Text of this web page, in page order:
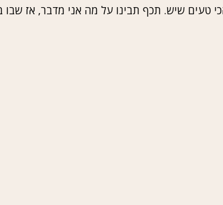
טעים שיש. תכף תבינו על מה אני מדבר, אז שבו